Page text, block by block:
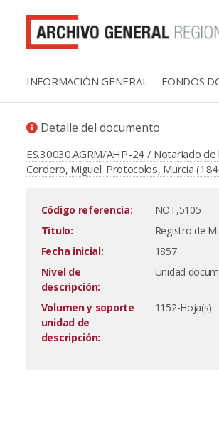
INFORMACIÓN GENERAL FONDOS
Detalle del documento
ES.30030.AGRM/AHP-24 / Notariado
Cordero, Miguel: Protocolos, Murcia
Código referencia:
NOT,5105
Título:
Registro de
Fecha inicial:
1857
Nivel de
descripción:
Unidad
Volumen y soporte
unidad de
descripción:
1152-Hoja(s)